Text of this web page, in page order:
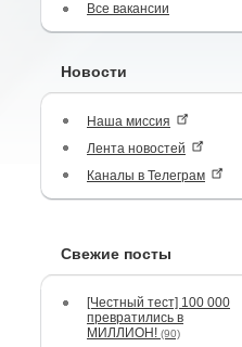
Все вакансии
Новости
Наша миссия
Лента новостей
Каналы в Телеграм
Свежие посты
[Честный тест] 100 000
превратились в
МИЛЛИОН! (90)